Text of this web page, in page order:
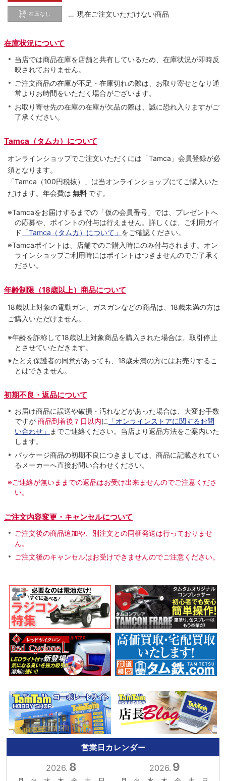
在庫なし … 現在ご注文いただけない商品
在庫状況について
当店では商品在庫を店舗と共有しているため、在庫状況が即時反
映されておりません。
ご注文商品の在庫が不足・在庫切れの際は、お取り寄せとなり通
常よりお時間をいただく場合がございます。
お取り寄せ先の在庫の在庫が欠品の際は、誠に恐れ入りますがご
了承ください。
Tamca（タムカ）について
オンラインショップでご注⽂いただくには「Tamca」会員登録が必
須となります。
「Tamca （100円税抜）
」は当オンラインショップにてご購⼊いた
だけます。 年会費は 無料 です。
※Tamcaをお届けするまでの「仮の会員番号」では、プレゼントへ
の応募や、ポイントの付与は⾏えません。詳しくは、ご利⽤ガイ
ド 「Tamca（タムカ）について」 をご確認ください。
※Tamcaポイントは、店舗でのご購⼊時にのみ付与されます。オン
ラインショップご利用時にはポイントはつきませんのでご了承く
ださい。
年齢制限（18歳以上）商品について
18歳以上対象の電動ガン、ガスガンなどの商品は、18歳未満の方は
ご購入いただけません。
※年齢を詐称して18歳以上対象商品を購入された場合は、取引停止
とさせていただきます。
※たとえ保護者の同意があっても、18歳未満の方にはお売りするこ
とはできません。
初期不良・返品について
お届け商品に誤送や破損・汚れなどがあった場合は、大変お手数
ですが 商品到着後７日以内に 「オンラインストアに関するお問
い合わせ」
までご連絡ください。当店より返品方法をご案内いた
します。
パッケージ商品の初期不良につきましては、商品に記載されてい
るメーカーへ直接お問い合わせください。
※ご連絡が無いままでの返品はお受け出来ませんのでご注意くださ
い。
ご注文内容変更・キャンセルについて
ご注文後の商品追加や、別注文との同梱発送は行っておりませ
ん。
ご注文後のキャンセルはお受けできませんのでご注意ください。
営業日カレンダー
2026. 8 2026. 9